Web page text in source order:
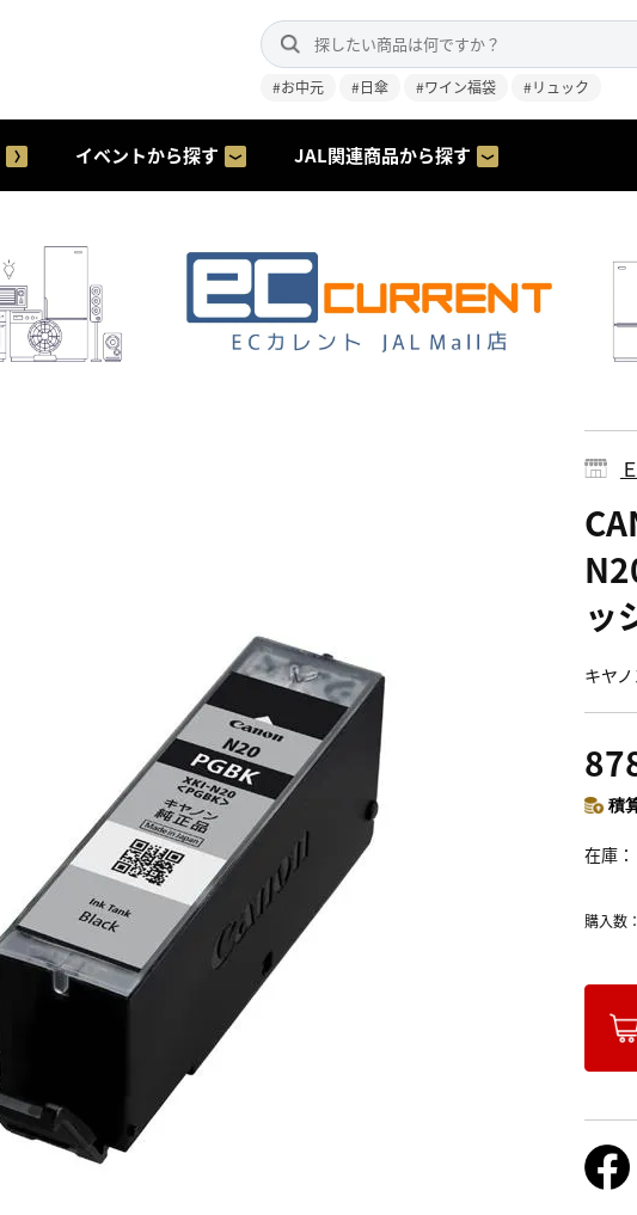
#お中元 #日傘 #ワイン福袋 #リュック
イベントから探す JAL関連商品から探す
ッ
キヤ
積
在庫
購入数